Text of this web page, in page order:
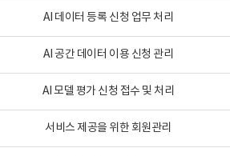
AI 데이터 등록 신청 업무 처리
AI 공간 데이터 이용 신청 관리
AI 모델 평가 신청 접수 및 처리
서비스 제공을 위한 회원관리